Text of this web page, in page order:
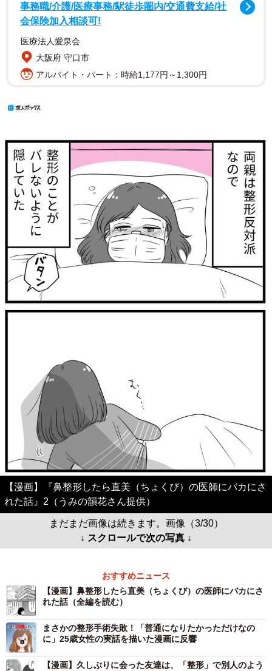
事務職/介護/医療事務/駅徒歩圏内/交通費支給/社
会保険加入相談可!
医療法人愛泉会
大阪府 守口市
アルバイト・パート：時給1,177円～1,300円
【漫画】『鼻整形したら直美（ちょくび）の医師にバカにさ
れた話』2（うみの韻花さん提供）
まだまだ画像は続きます。画像（3/30）
↓ スクロールで次の写真 ↓
おすすめニュース
【漫画】鼻整形したら直美（ちょくび）の医師にバカにさ
れた話（全編を読む）
まさかの整形手術失敗！「普通になりたかっただけなの
に」25歳女性の実話を描いた漫画に反響
【漫画】久しぶりに会った友達は、「整形」で別人のよう